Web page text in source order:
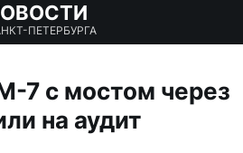
ПЕТЕРБУРГА
7 с мостом через
на аудит